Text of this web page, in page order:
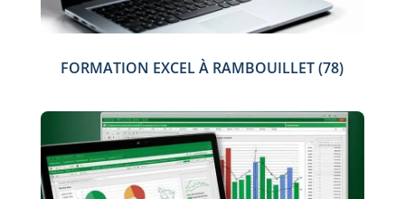
FORMATION EXCEL À RAMBOUILLET (78)